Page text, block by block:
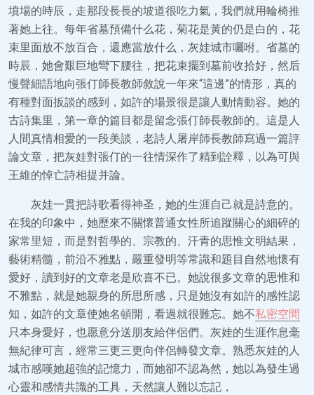
墳場的時辰，走那段長長的坡道很吃力氣，我們就用輪椅推
著她上往。每年省墓預備什么花，菊花是黃的仍是白的，花
束里面放不放百合，還應當放什么，灰娃城市囑咐。省墓的
時辰，她會艱巨地彎下腰往，把花束擺到墓前收拾好，然后
慢聲細語地向張仃師長教師敘說一年來“這邊”的情形，真的
有種對面扳談的感到，如許的場景很是讓人動情動容。她的
古詩集里，第一章的篇目都是留念張仃師長教師的。這是人
人間真情相愛的一段美談，老詩人屠岸師長教師寫過一篇評
論文章，把灰娃對張仃的一往情深作了精到詮釋，以為可與
王維的悼亡詩相提并論。
灰娃一貫把詩歌看得神圣，她的生涯自己就是詩意的。
在我的印象中，她歷來不關懷普通女性所追蹤關心的細碎的
家常里短，而是對哲學的、宗教的、汗青的思惟文明結果，
藝術精髓，前沿不雅點，嚴重發明等常識和題目自然地懷有
愛好，讀到好的文章老是欣喜不已。她說很多文章的思惟和
不雅點，就是她親身的所思所感，只是她沒有如許的感性認
知，如許的文章使她名頓開，看過就很難忘。她不私密空間
只本身愛好，也愿意分送朋友給伴侶們。灰娃的生涯作息毫
無紀律可言，經常三更三更向伴侶轉發文章。熟悉灰娃的人
城市感嘆她超強的記憶力，而她卻不認為然，她以為發生過
心靈和感情共識的工具，天然讓人難以忘記，